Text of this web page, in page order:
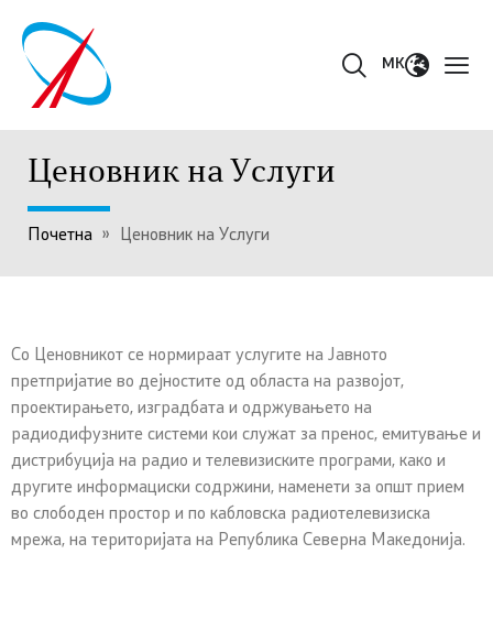
MK
Ценовник на Услуги
Почетна » Ценовник на Услуги
Со Ценовникот се нормираат услугите на Јавното
претпријатие во дејностите од областа на развојот,
проектирањето, изградбата и одржувањето на
радиодифузните системи кои служат за пренос, емитување и
дистрибуција на радио и телевизиските програми, како и
другите информациски содржини, наменети за општ прием
во слободен простор и по кабловска радиотелевизиска
мрежа, на територијата на Република Северна Македонија.